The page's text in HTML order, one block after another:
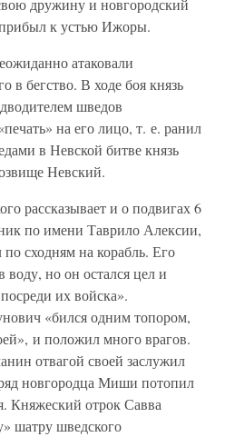
дружину и новгородский
к устью Ижоры.
атаковали
в бегство. В ходе боя князь
шведов
на его лицо, т. е. ранил
в Невской битве князь
Невский.
рассказывает и о подвигах 6
по имени Таврило Алексии,
сходням на корабль. Его
воду, но он остался цел и
их войска».
«бился одним топором,
и положил много врагов.
отвагой своей заслужил
новгородца Миши потопил
Княжеский отрок Савва
шатру шведского